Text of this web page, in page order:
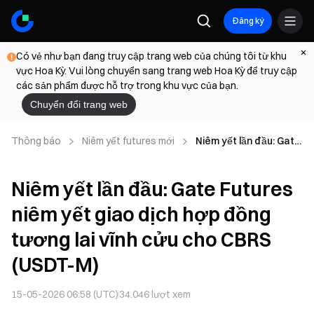
Đăng ký
Có vẻ như bạn đang truy cập trang web của chúng tôi từ khu
vực Hoa Kỳ. Vui lòng chuyển sang trang web Hoa Kỳ để truy cập
các sản phẩm được hỗ trợ trong khu vực của bạn.
Chuyển đổi trang web
Thông báo Niêm yết futures mới
Niêm yết lần đầu: Gate
vĩnh cửu cho CBRS
(USDT-M)
Niêm yết lần đầu: Gate Futures
niêm yết giao dịch hợp đồng
tương lai vĩnh cửu cho CBRS
(USDT-M)
15-05-2026 06:58 (UTC)34.046 lượt xem